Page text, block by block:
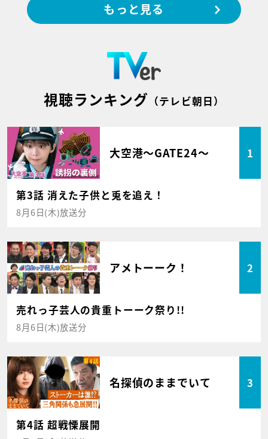
もっと見る
視聴ランキング （テレビ朝日）
大空港～GATE24～ 1
第3話 消えた子供と兎を追え！
8月6日(木)放送分
アメトーーク！ 2
売れっ子芸人の貴重トーーク祭り!!
8月6日(木)放送分
名探偵のままでいて 3
第4話 超戦慄展開